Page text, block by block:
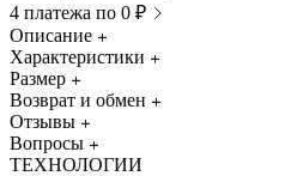
4 платежа по 0 ₽
Описание
Характеристики
Размер
Возврат и обмен
Отзывы
Вопросы
ТЕХНОЛОГИИ